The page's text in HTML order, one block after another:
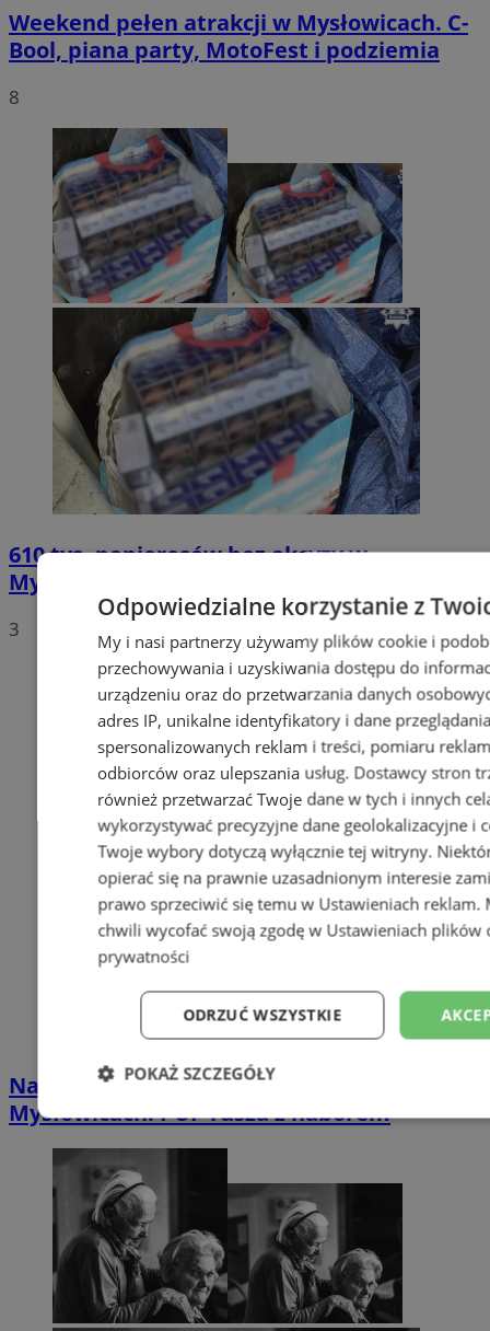
Weekend pełen atrakcji w Mysłowicach. C-
Bool, piana party, MotoFest i podziemia
8
610 tys. papierosów bez akcyzy w
Mysłowicach. Zatrzymano 50-latka
3
Nawet 42 tys. zł na własną firmę w
Mysłowicach. PUP rusza z naborem
Odpowiedzialne korzystanie z
My i nasi partnerzy używamy plików cookie i
przechowywania i uzyskiwania dostępu do
urządzeniu oraz do przetwarzania danych
adres IP, unikalne identyfikatory i dane
spersonalizowanych reklam i treści, pomiaru
odbiorców oraz ulepszania usług. Dostawcy stron
również przetwarzać Twoje dane w tych i innych
wykorzystywać precyzyjne dane geolokalizacyjne i
Twoje wybory dotyczą wyłącznie tej witryny.
opierać się na prawnie uzasadnionym interesie
prawo sprzeciwić się temu w Ustawieniach reklam.
chwili wycofać swoją zgodę w Ustawieniach plików
prywatności
ODRZUĆ WSZYSTKIE
POKAŻ SZCZEGÓŁY
Niezbędne Wydajność
Niesklasyfikowane